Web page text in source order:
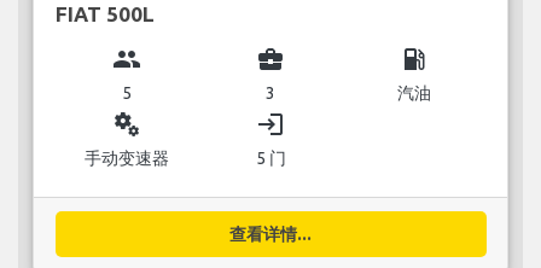
FIAT 500L
group
5
business_center
3
local_gas_station
汽油
miscellaneous_services
手动变速器
login
5 门
查看详情...